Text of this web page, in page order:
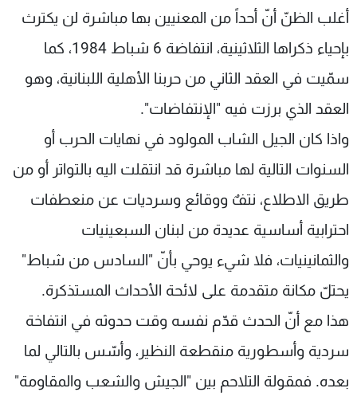
أغلب الظنّ أنّ أحداً من المعنيين بها مباشرة لن يكترث
بإحياء ذكراها الثلاثينية، انتفاضة 6 شباط 1984، كما
سمّيت في العقد الثاني من حربنا الأهلية اللبنانية، وهو
العقد الذي برزت فيه "الإنتفاضات".
واذا كان الجيل الشاب المولود في نهايات الحرب أو
السنوات التالية لها مباشرة قد انتقلت اليه بالتواتر أو من
طريق الاطلاع، نتفٌ ووقائع وسرديات عن منعطفات
احترابية أساسية عديدة من لبنان السبعينيات
والثمانينيات، فلا شيء يوحي بأنّ "السادس من شباط"
يحتلّ مكانة متقدمة على لائحة الأحداث المستذكرة.
هذا مع أنّ الحدث قدّم نفسه وقت حدوثه في انتفاخة
سردية وأسطورية منقطعة النظير، وأسّس بالتالي لما
بعده. فمقولة التلاحم بين "الجيش والشعب والمقاومة"
منوعات رياضة
كأس العالم
البرامج
جدول البرامج
شاهد البرامج
الترددات
الإنـتـاج
وظائف
تواصل معنا
شروط الإسـتخدام
سياسة الخصوصية